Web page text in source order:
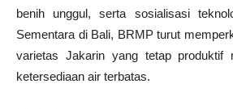
benih unggul, serta sosialisasi
Sementara di Bali, BRMP turut
varietas Jakarin yang tetap produktif
ketersediaan air terbatas.